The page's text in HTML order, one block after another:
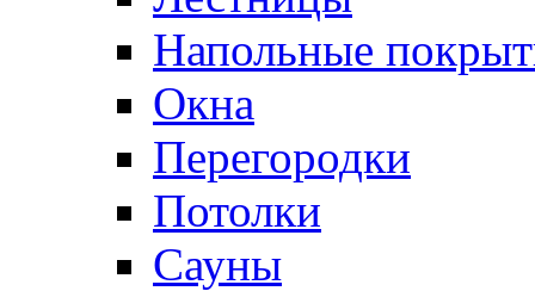
Напольные
Окна
Перегородки
Потолки
Сауны